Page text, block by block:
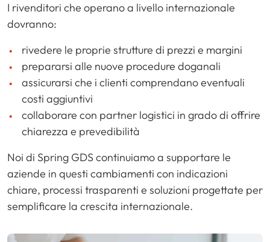
I rivenditori che operano a livello internazionale
dovranno:
rivedere le proprie strutture di prezzi e margini
prepararsi alle nuove procedure doganali
assicurarsi che i clienti comprendano eventuali
costi aggiuntivi
collaborare con partner logistici in grado di offrire
chiarezza e prevedibilità
Noi di Spring GDS continuiamo a supportare le
aziende in questi cambiamenti con indicazioni
chiare, processi trasparenti e soluzioni progettate per
semplificare la crescita internazionale.